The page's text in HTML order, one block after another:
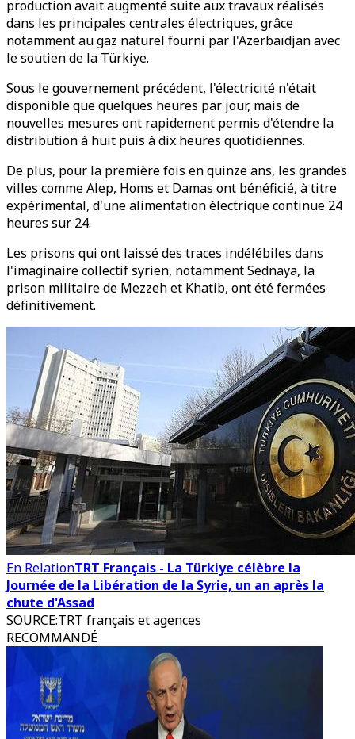
production avait augmenté suite aux travaux réalisés
dans les principales centrales électriques, grâce
notamment au gaz naturel fourni par l'Azerbaïdjan avec
le soutien de la Türkiye.
Sous le gouvernement précédent, l'électricité n'était
disponible que quelques heures par jour, mais de
nouvelles mesures ont rapidement permis d'étendre la
distribution à huit puis à dix heures quotidiennes.
De plus, pour la première fois en quinze ans, les grandes
villes comme Alep, Homs et Damas ont bénéficié, à titre
expérimental, d'une alimentation électrique continue 24
heures sur 24.
Les prisons qui ont laissé des traces indélébiles dans
l'imaginaire collectif syrien, notamment Sednaya, la
prison militaire de Mezzeh et Khatib, ont été fermées
définitivement.
En RelationTRT Français - La Türkiye célèbre la
Journée de la Libération de la Syrie, un an après la
chute d'Assad
SOURCE:TRT français et agences
RECOMMANDÉ